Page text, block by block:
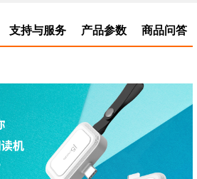
支持与服务 产品参数 商品问答